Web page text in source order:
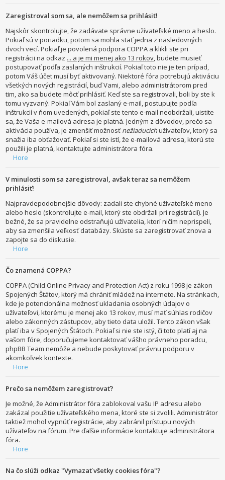
Zaregistroval som sa, ale nemôžem sa prihlásiť!
Najskôr skontrolujte, že zadávate správne užívateľské meno a heslo.
Pokiaľ sú v poriadku, potom sa mohla stať jedna z nasledovných
dvoch vecí. Pokiaľ je povolená podpora COPPA a klikli ste pri
registrácii na odkaz ... a je mi menej ako 13 rokov, budete musieť
postupovať podľa zaslaných inštrukcií. Pokiaľ toto nie je ten prípad,
potom Váš účet musí byť aktivovaný. Niektoré fóra potrebujú aktiváciu
všetkých nových registrácií, buď Vami, alebo administrátorom pred
tim, ako sa budete môcť prihlásiť. Keď ste sa registrovali, boli by ste k
tomu vyzvaný. Pokiaľ Vám bol zaslaný e-mail, postupujte podľa
inštrukcií v ňom uvedených, pokiaľ ste tento e-mail neobdržali, uistite
sa, že Vaša e-mailová adresa je platná. Jedným z dôvodov, prečo sa
aktivácia používa, je zmenšiť možnosťnežiaducichužívateľov, ktorý sa
snažia iba obťažovať. Pokiaľ si ste istí, že e-mailová adresa, ktorú ste
použili je platná, kontaktujte administrátora fóra.
Hore
V minulosti som sa zaregistroval, avšak teraz sa nemôžem
prihlásiť!
Najpravdepodobnejšie dôvody: zadali ste chybné užívateľské meno
alebo heslo (skontrolujte e-mail, ktorý ste obdržali pri registrácií). Je
bežné, že sa pravidelne odstraňujú užívatelia, ktorí ničím neprispeli,
aby sa zmenšila veľkosť databázy. Skúste sa zaregistrovať znova a
zapojte sa do diskusie.
Hore
Čo znamená COPPA?
COPPA (Child Online Privacy and Protection Act) z roku 1998 je zákon
Spojených Štátov, ktorý má chrániť mládež na internete. Na stránkach,
kde je potencionálna možnosť ukladania osobných údajov o
užívateľovi, ktorému je menej ako 13 rokov, musí mať súhlas rodičov
alebo zákonných zástupcov, aby tieto data uložil. Tento zákon však
platí iba v Spojených Štátoch. Pokiaľ si nie ste istý, či toto platí aj na
vašom fóre, doporučujeme kontaktovať vášho právneho poradcu,
phpBB Team nemôže a nebude poskytovať právnu podporu v
akomkoľvek kontexte.
Hore
Prečo sa nemôžem zaregistrovať?
Je možné, že Administrátor fóra zablokoval vašu IP adresu alebo
zakázal použitie užívateľského mena, ktoré ste si zvolili. Administrátor
taktiež mohol vypnúť registrácie, aby zabránil prístupu nových
užívateľov na fórum. Pre ďalšie informácie kontaktuje administrátora
fóra.
Hore
Na čo slúži odkaz "Vymazať všetky cookies fóra"?